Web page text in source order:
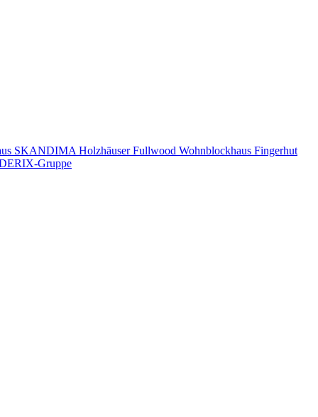
SKANDIMA HolzhäuserFullwood Wohnblockhaus Fingerhut
Gruppe